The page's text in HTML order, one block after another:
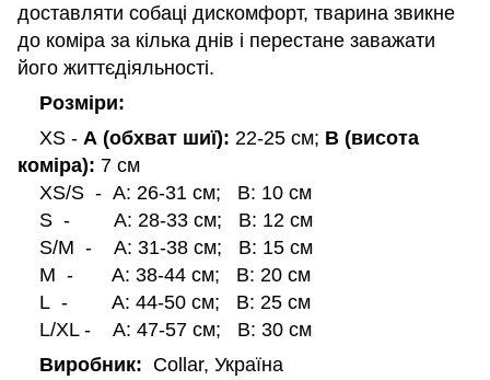
доставляти собаці дискомфорт, тварина звикне
до коміра за кілька днів і перестане заважати
його життєдіяльності.
Розміри:
XS - А (обхват шиї): 22-25 см; В (висота
коміра): 7 см
XS/S - А: 26-31 см; В: 10 см
S - А: 28-33 см; В: 12 см
S/M - А: 31-38 см; В: 15 см
M - А: 38-44 см; В: 20 см
L - А: 44-50 см; В: 25 см
L/XL - А: 47-57 см; В: 30 см
Виробник: Collar, Україна